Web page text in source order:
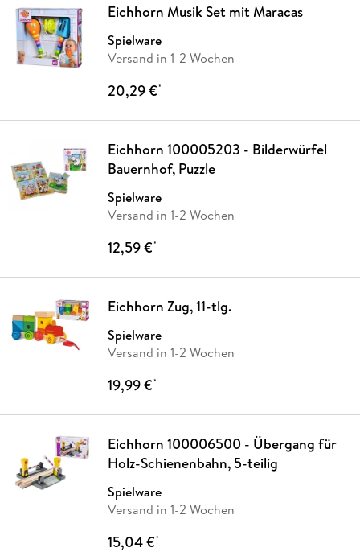
Eichhorn Musik Set mit Maracas
Spielware
Versand in 1-2 Wochen
20,29 €*
Eichhorn 100005203 - Bilderwürfel
Bauernhof, Puzzle
Spielware
Versand in 1-2 Wochen
12,59 €*
Eichhorn Zug, 11-tlg.
Spielware
Versand in 1-2 Wochen
19,99 €*
Eichhorn 100006500 - Übergang für
Holz-Schienenbahn, 5-teilig
Spielware
Versand in 1-2 Wochen
15,04 €*